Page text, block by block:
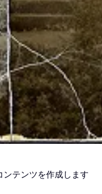
テンツを作成します